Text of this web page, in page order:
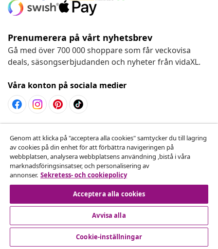
Prenumerera på vårt nyhetsbrev
Gå med över 700 000 shoppare som får veckovisa
deals, säsongserbjudanden och nyheter från vidaXL.
Våra konton på sociala medier
Skicka in en begäran om uttag för din beställning.
Avbryta avtalet
Genom att klicka på "acceptera alla cookies" samtycker du till lagring
av cookies på din enhet för att förbättra navigeringen på
webbplatsen, analysera webbplatsens användning ,bistå i våra
marknadsföringsinsatser, och personalisering av
annonser. Sekretess- och cookiepolicy
Acceptera alla cookies
Avvisa alla
Cookie-inställningar